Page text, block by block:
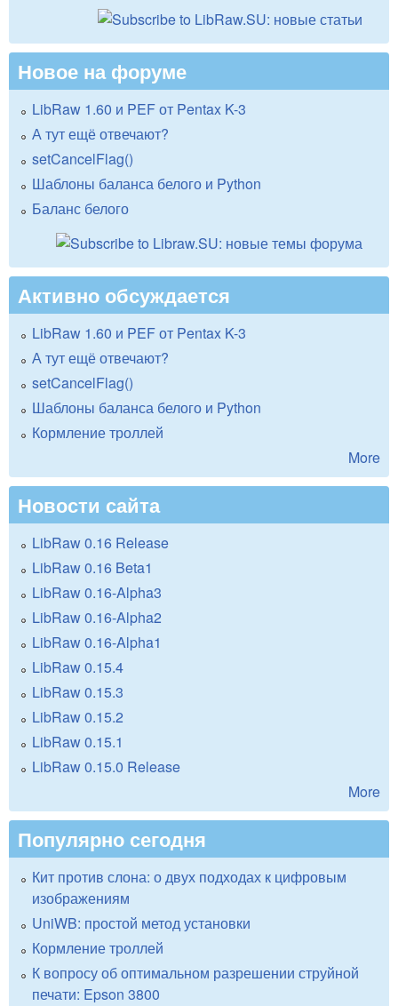
Новое на форуме
LibRaw 1.60 и PEF от Pentax K-3
А тут ещё отвечают?
setCancelFlag()
Шаблоны баланса белого и Python
Баланс белого
Активно обсуждается
LibRaw 1.60 и PEF от Pentax K-3
А тут ещё отвечают?
setCancelFlag()
Шаблоны баланса белого и Python
Кормление троллей
More
Новости сайта
LibRaw 0.16 Release
LibRaw 0.16 Beta1
LibRaw 0.16-Alpha3
LibRaw 0.16-Alpha2
LibRaw 0.16-Alpha1
LibRaw 0.15.4
LibRaw 0.15.3
LibRaw 0.15.2
LibRaw 0.15.1
LibRaw 0.15.0 Release
More
Популярно сегодня
Кит против слона: о двух подходах к цифровым
изображениям
UniWB: простой метод установки
Кормление троллей
К вопросу об оптимальном разрешении струйной
печати: Epson 3800